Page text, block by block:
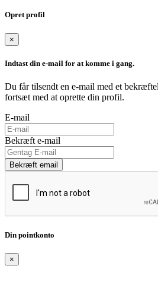
Opret profil
×
Indtast din e-mail for at komme i gang.
Du får tilsendt en e-mail med et
fortsæt med at oprette din profil.
E-mail
Bekræft e-mail
Bekræft email
Din pointkonto
×